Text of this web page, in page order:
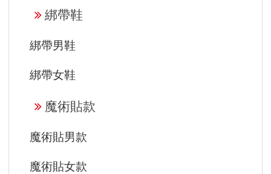
綁帶鞋
綁帶男鞋
綁帶女鞋
魔術貼款
魔術貼男款
魔術貼女款